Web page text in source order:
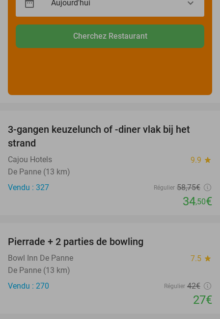
Cherchez Restaurant
3-gangen keuzelunch of -diner vlak bij het
strand
Cajou Hotels 9.9 star
De Panne (13 km)
Vendu : 327
Régulier 58,75€
34,50€
Pierrade + 2 parties de bowling
Bowl Inn De Panne 7.5 star
De Panne (13 km)
Vendu : 270
Régulier 42€
27€